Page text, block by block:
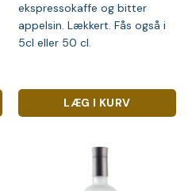
ekspressokaffe og bitter
appelsin. Lækkert. Fås også i
5cl eller 50 cl.
LÆG I KURV